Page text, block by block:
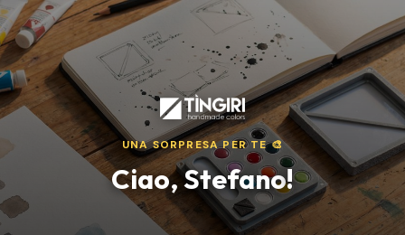
UNA SORPRESA PER TE 🎨
Ciao,Stefano!